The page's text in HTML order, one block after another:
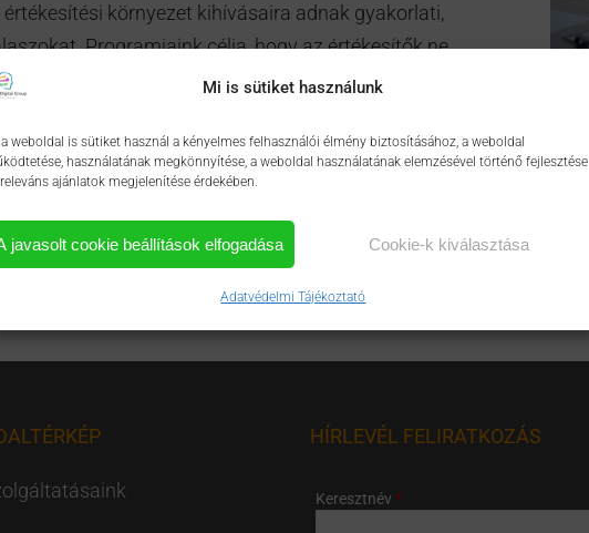
Mi is sütiket használunk
a weboldal is sütiket használ a kényelmes felhasználói élmény biztosításához, a weboldal
használatának megkönnyítése, a weboldal használatának elemzésével történő fejlesztése
ajánlatok megjelenítése érdekében.
javasolt cookie beállítások elfogadása Cookie-k kiválasztása
Adatvédelmi Tájékoztató
környezet kihívásaira adnak gyakorlati,
Programjaink célja, hogy az értékesítők ne
hanem tudatosan építsenek bizalmat,
HÍRLEVÉL FELIRATKOZÁS
Keresztnév